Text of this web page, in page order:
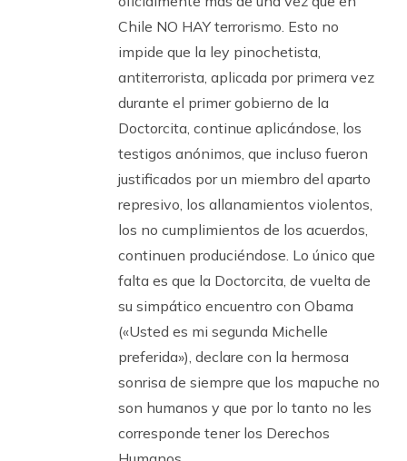
Chile NO HAY terrorismo. Esto no
impide que la ley pinochetista,
antiterrorista, aplicada por primera vez
durante el primer gobierno de la
Doctorcita, continue aplicándose, los
testigos anónimos, que incluso fueron
justificados por un miembro del aparto
represivo, los allanamientos violentos,
los no cumplimientos de los acuerdos,
continuen produciéndose. Lo único que
falta es que la Doctorcita, de vuelta de
su simpático encuentro con Obama
(«Usted es mi segunda Michelle
preferida»), declare con la hermosa
sonrisa de siempre que los mapuche no
son humanos y que por lo tanto no les
corresponde tener los Derechos